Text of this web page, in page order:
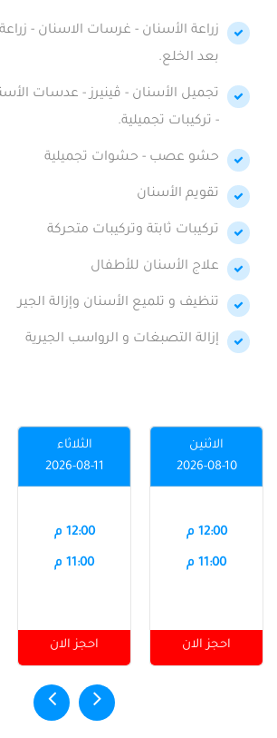
زراعة الأسنان - غرسات الاسنان -
بعد الخلع.
تجميل الأسنان - ڤينيرز - عدسات
- تركيبات تجميلية.
حشو عصب - حشوات تجميلية
تقويم الأسنان
تركيبات ثابتة وتركيبات متحركة
علاج الأسنان للأطفال
تنظيف و تلميع الأسنان وإزالة الجير
إزالة التصبغات و الرواسب الجيرية
الاثنين
2026-08-10
12:00 م
11:00 م
احجز الان
الثلاثاء
2026-08-11
12:00 م
11:00 م
احجز الان